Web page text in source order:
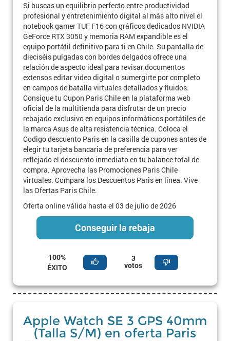
Si buscas un equilibrio perfecto entre productividad
profesional y entretenimiento digital al más alto nivel el
notebook gamer TUF F16 con gráficos dedicados NVIDIA
GeForce RTX 3050 y memoria RAM expandible es el
equipo portátil definitivo para ti en Chile. Su pantalla de
dieciséis pulgadas con bordes delgados ofrece una
relación de aspecto ideal para revisar documentos
extensos editar video digital o sumergirte por completo
en campos de batalla virtuales detallados y fluidos.
Consigue tu Cupon Paris Chile en la plataforma web
oficial de la multitienda para disfrutar de un precio
rebajado exclusivo en equipos informáticos portátiles de
la marca Asus de alta resistencia técnica. Coloca el
Codigo descuento Paris en la casilla de cupones antes de
elegir tu tarjeta bancaria de preferencia para ver
reflejado el descuento inmediato en tu balance total de
compra. Aprovecha las Promociones Paris Chile
virtuales. Compara los Descuentos Paris en línea. Vive
las Ofertas Paris Chile.
Oferta online válida hasta el 03 de julio de 2026
Conseguir la rebaja
100%
ÉXITO
3
votos
Apple Watch SE 3 GPS 40mm
(Talla S/M) en oferta Paris